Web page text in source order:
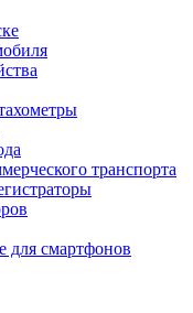
транспорта
для смартфонов